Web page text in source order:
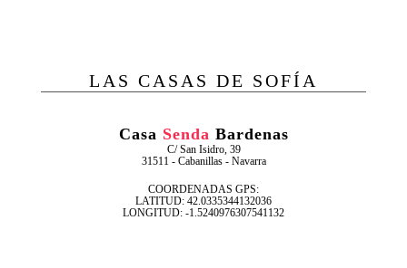
LAS CASAS DE SOFÍA
Casa Senda Bardenas
C/ San Isidro, 39
31511 - Cabanillas - Navarra
COORDENADAS GPS:
LATITUD: 42.0335344132036
LONGITUD: -1.5240976307541132